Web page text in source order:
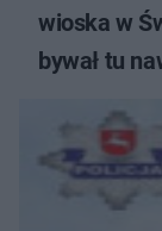
wioska w
bywał tu